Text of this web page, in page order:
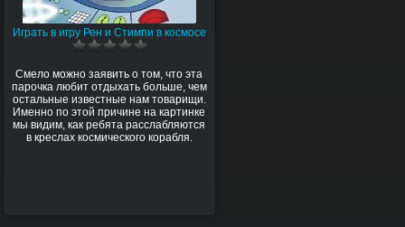
Играть в игру Рен и Стимпи в космосе
Смело можно заявить о том, что эта
парочка любит отдыхать больше, чем
остальные известные нам товарищи.
Именно по этой причине на картинке
мы видим, как ребята расслабляются
в креслах космического корабля.